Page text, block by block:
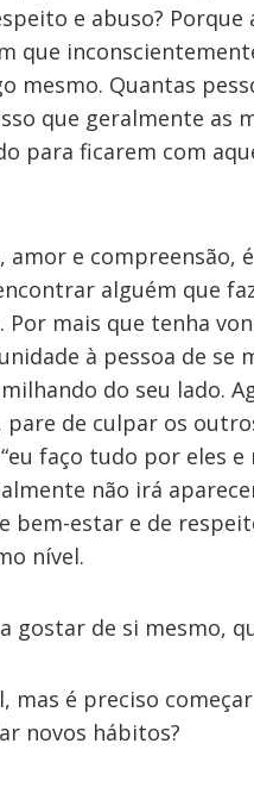
e abuso?
que
mesmo. Quantas
que geralmente as
para ficarem com
amor e
alguém que
mais que tenha
à pessoa de se
do seu lado.
pare de culpar os
faço tudo por eles
não irá
bem-estar e de
nível.
gostar de si mesmo,
mas é preciso
novos hábitos?